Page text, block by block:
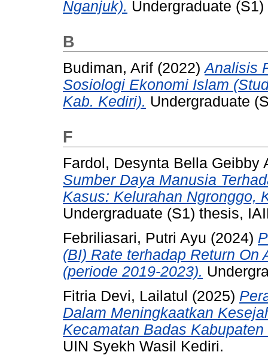
Nganjuk). Undergraduate
B
Budiman, Arif (2022)Analisis
Sosiologi Ekonomi Islam
Kab. Kediri). Undergraduate
F
Fardol, Desynta Bella Geibby
Sumber Daya Manusia
Kasus: Kelurahan Ngronggo,
Undergraduate (S1) thesis,
Febriliasari, Putri Ayu (2024)
(BI) Rate terhadap Return On
(periode 2019-2023).
Fitria Devi, Lailatul (2025)
Dalam Meningkaatkan
Kecamatan Badas Kabupaten
UIN Syekh Wasil Kediri.